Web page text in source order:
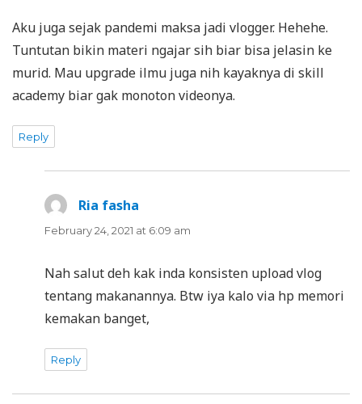
Aku juga sejak pandemi maksa jadi vlogger. Hehehe.
Tuntutan bikin materi ngajar sih biar bisa jelasin ke
murid. Mau upgrade ilmu juga nih kayaknya di skill
academy biar gak monoton videonya.
Reply
Ria fasha
February 24, 2021 at 6:09 am
Nah salut deh kak inda konsisten upload vlog
tentang makanannya. Btw iya kalo via hp memori
kemakan banget,
Reply